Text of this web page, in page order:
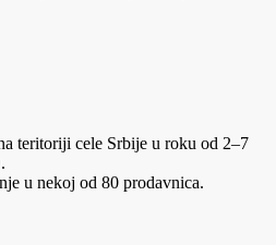
teritoriji cele Srbije u roku od 2–7
u nekoj od 80 prodavnica.